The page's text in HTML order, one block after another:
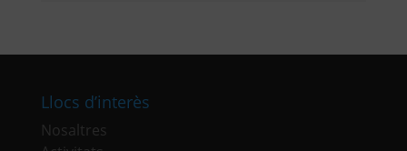
Llocs d’interès
Nosaltres